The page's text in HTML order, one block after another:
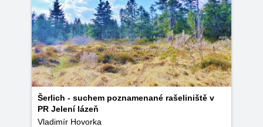
Šerlich - suchem poznamenané rašeliniště v
PR Jelení lázeň
Vladimír Hovorka